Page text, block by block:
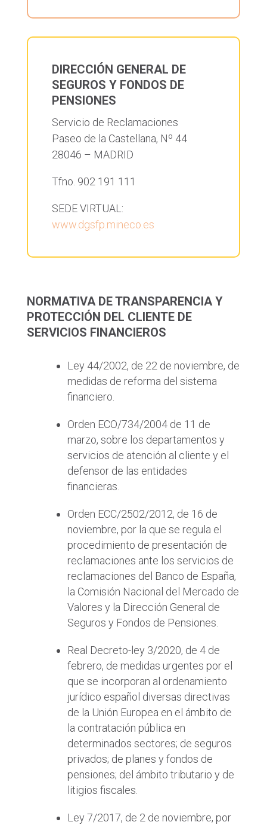
DIRECCIÓN GENERAL DE
SEGUROS Y FONDOS DE
PENSIONES
Servicio de Reclamaciones
Paseo de la Castellana, Nº 44
28046 – MADRID
Tfno. 902 191 111
SEDE VIRTUAL:
www.dgsfp.mineco.es
NORMATIVA DE TRANSPARENCIA Y
PROTECCIÓN DEL CLIENTE DE
SERVICIOS FINANCIEROS
Ley 44/2002, de 22 de noviembre, de
medidas de reforma del sistema
financiero.
Orden ECO/734/2004 de 11 de
marzo, sobre los departamentos y
servicios de atención al cliente y el
defensor de las entidades
financieras.
Orden ECC/2502/2012, de 16 de
noviembre, por la que se regula el
procedimiento de presentación de
reclamaciones ante los servicios de
reclamaciones del Banco de España,
la Comisión Nacional del Mercado de
Valores y la Dirección General de
Seguros y Fondos de Pensiones.
Real Decreto-ley 3/2020, de 4 de
febrero, de medidas urgentes por el
que se incorporan al ordenamiento
jurídico español diversas directivas
de la Unión Europea en el ámbito de
la contratación pública en
determinados sectores; de seguros
privados; de planes y fondos de
pensiones; del ámbito tributario y de
litigios fiscales.
Ley 7/2017, de 2 de noviembre, por